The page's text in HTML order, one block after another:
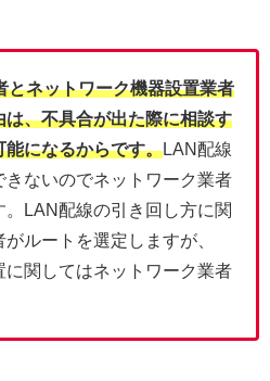
ネットワーク機器設置業者
、不具合が出た際に相談す
能になるからです。LAN配線
ないのでネットワーク業者
LAN配線の引き回し方に関
ルートを選定しますが、
に関してはネットワーク業者